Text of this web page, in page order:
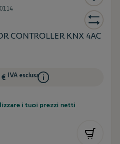
CONTROLLER KNX 4AC
IVA esclusa
i tuoi prezzi netti